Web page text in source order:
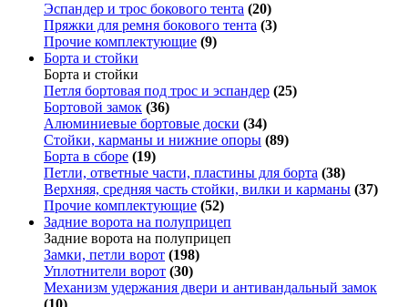
Эспандер и трос бокового тента (20)
Пряжки для ремня бокового тента (3)
Прочие комплектующие (9)
Борта и стойки
Борта и стойки
Петля бортовая под трос и эспандер (25)
Бортовой замок (36)
Алюминиевые бортовые доски (34)
Стойки, карманы и нижние опоры (89)
Борта в сборе (19)
Петли, ответные части, пластины для борта (38)
Верхняя, средняя часть стойки, вилки и карманы (37)
Прочие комплектующие (52)
Задние ворота на полуприцеп
Задние ворота на полуприцеп
Замки, петли ворот (198)
Уплотнители ворот (30)
Механизм удержания двери и антивандальный замок
(10)